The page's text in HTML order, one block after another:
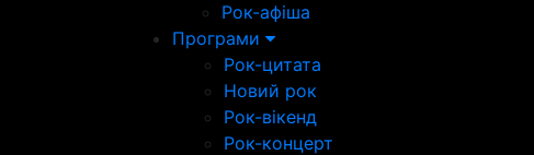
Рок-афіша
Програми
Рок-цитата
Новий рок
Рок-вікенд
Рок-концерт